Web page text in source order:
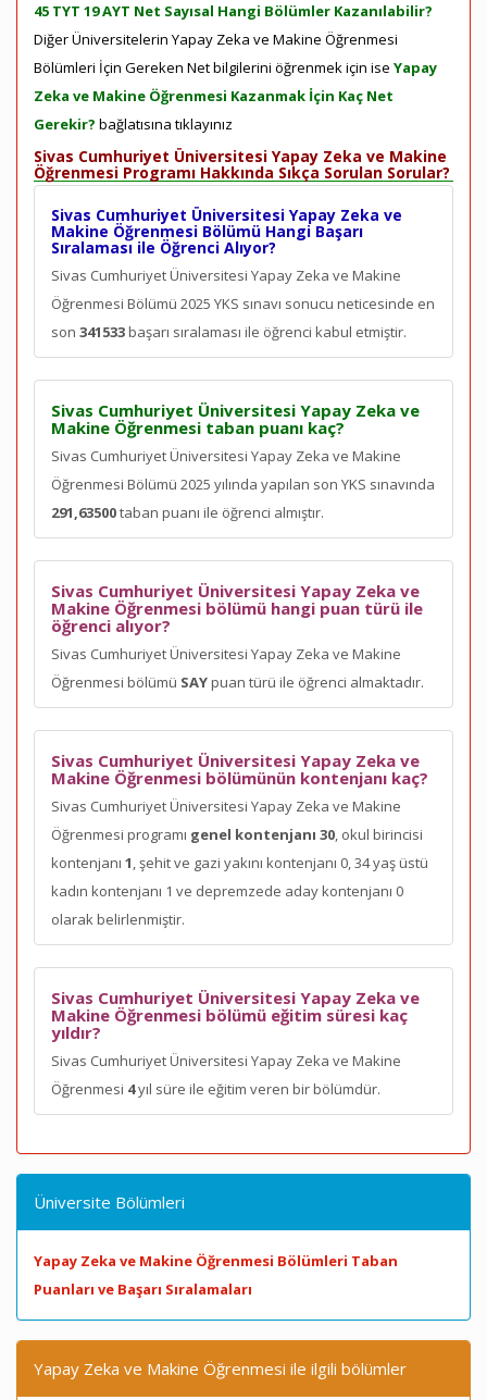
45 TYT 19 AYT Net Sayısal Hangi Bölümler Kazanılabilir?
Diğer Üniversitelerin Yapay Zeka ve Makine Öğrenmesi
Bölümleri İçin Gereken Net bilgilerini öğrenmek için ise Yapay
Zeka ve Makine Öğrenmesi Kazanmak İçin Kaç Net
Gerekir? bağlatısına tıklayınız
Sivas Cumhuriyet Üniversitesi Yapay Zeka ve Makine
Öğrenmesi Programı Hakkında Sıkça Sorulan Sorular?
Sivas Cumhuriyet Üniversitesi Yapay Zeka ve
Makine Öğrenmesi Bölümü Hangi Başarı
Sıralaması ile Öğrenci Alıyor?
Sivas Cumhuriyet Üniversitesi Yapay Zeka ve Makine
Öğrenmesi Bölümü 2025 YKS sınavı sonucu neticesinde en
son 341533başarı sıralaması ile öğrenci kabul etmiştir.
Sivas Cumhuriyet Üniversitesi Yapay Zeka ve
Makine Öğrenmesi taban puanı kaç?
Sivas Cumhuriyet Üniversitesi Yapay Zeka ve Makine
Öğrenmesi Bölümü 2025 yılında yapılan son YKS sınavında
291,63500taban puanı ile öğrenci almıştır.
Sivas Cumhuriyet Üniversitesi Yapay Zeka ve
Makine Öğrenmesi bölümü hangi puan türü ile
öğrenci alıyor?
Sivas Cumhuriyet Üniversitesi Yapay Zeka ve Makine
Öğrenmesi bölümü SAYpuan türü ile öğrenci almaktadır.
Sivas Cumhuriyet Üniversitesi Yapay Zeka ve
Makine Öğrenmesi bölümünün kontenjanı kaç?
Sivas Cumhuriyet Üniversitesi Yapay Zeka ve Makine
Öğrenmesi programı genel kontenjanı 30, okul birincisi
kontenjanı 1, şehit ve gazi yakını kontenjanı 0, 34 yaş üstü
kadın kontenjanı 1 ve depremzede aday kontenjanı 0
olarak belirlenmiştir.
Sivas Cumhuriyet Üniversitesi Yapay Zeka ve
Makine Öğrenmesi bölümü eğitim süresi kaç
yıldır?
Sivas Cumhuriyet Üniversitesi Yapay Zeka ve Makine
Öğrenmesi 4yıl süre ile eğitim veren bir bölümdür.
Üniversite Bölümleri
Yapay Zeka ve Makine Öğrenmesi Bölümleri Taban
Puanları ve Başarı Sıralamaları
Yapay Zeka ve Makine Öğrenmesi ile ilgili bölümler